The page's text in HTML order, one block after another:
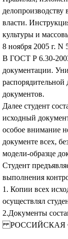
власти.
культуры и
8 ноября 2005 г. N
В ГОСТ Р 6.30-
документации.
документов.
Далее студент
исходный
особое внимание
документе всех,
модели-образце
Студент
выполнения
1. Копии всех
осуществлял
2.Документы
РОССИЙСКАЯ